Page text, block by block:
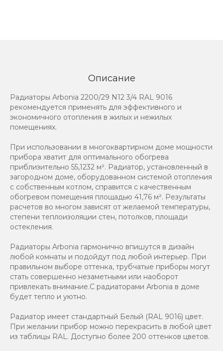
Описание
Радиаторы Arbonia 2200/29 N12 3/4 RAL 9016
рекомендуется применять для эффективного и
экономичного отопления в жилых и нежилых
помещениях.
При использовании в многоквартирном доме мощности
прибора хватит для оптимального обогрева
приблизительно 55,1232 м². Радиатор, установленный в
загородном доме, оборудованном системой отопления
с собственным котлом, справится с качественным
обогревом помещения площадью 41,76 м². Результаты
расчетов во многом зависят от желаемой температуры,
степени теплоизоляции стен, потолков, площади
остекления.
Радиаторы Arbonia гармонично впишутся в дизайн
любой комнаты и подойдут под любой интерьер. При
правильном выборе оттенка, трубчатые приборы могут
стать совершенно незаметными или наоборот
привлекать внимание.С радиаторами Аrbonia в доме
будет тепло и уютно.
Радиатор имеет стандартный Белый (RAL 9016) цвет.
При желании прибор можно перекрасить в любой цвет
из таблицы RAL. Доступно более 200 оттенков цветов.